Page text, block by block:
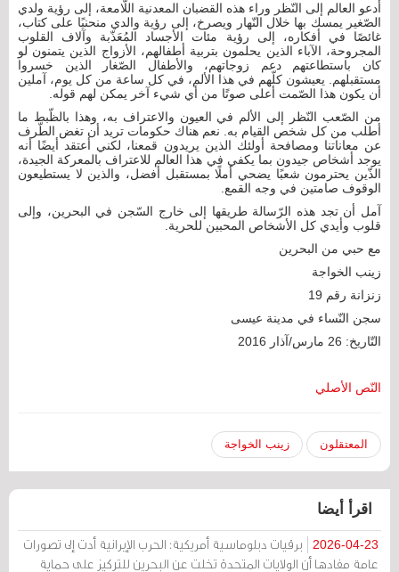
أدعو العالم إلى النّظر وراء هذه القضبان المعدنية اللّامعة، إلى رؤية ولدي
الصّغير يمسك بها خلال النّهار ويصرخ، إلى رؤية والدي منحنيًا على كتاب،
غائصًا في أفكاره، إلى رؤية مئات الأجساد المُعَذّبة وآلاف القلوب
المجروحة، الآباء الذين يحلمون بتربية أطفالهم، الأزواج الذين يتمنون لو
كان باستطاعتهم دعم زوجاتهم، والأطفال الصّغار الذين خسروا
مستقبلهم. يعيشون كلّهم في هذا الألم، في كل ساعة من كل يوم، آملين
أن يكون هذا الصّمت أعلى صوتًا من أي شيء آخر يمكن لهم قوله.
من الصّعب النّظر إلى الألم في العيون والاعتراف به، وهذا بالظّبط ما
أطلب من كل شخص القيام به. نعم هناك حكومات تريد أن تغض الطّرف
عن معاناتنا ومصافحة أولئك الذين يريدون قمعنا، لكني أعتقد أيضًا أنه
يوجد أشخاص جيدون بما يكفي في هذا العالم للاعتراف بالمعركة الجيدة،
الذّين يحترمون شعبًا يضحي أملًا بمستقبل أفضل، والذين لا يستطيعون
الوقوف صامتين في وجه القمع.
آمل أن تجد هذه الرّسالة طريقها إلى خارج السّجن في البحرين، وإلى
قلوب وأيدي كل الأشخاص المحبين للحرية.
مع حبي من البحرين
زينب الخواجة
زنزانة رقم 19
سجن النّساء في مدينة عيسى
التّاريخ: 26 مارس/آذار 2016
النّص الأصلي
المعتقلون زينب الخواجة
اقرأ أيضا
2026-04-23
برقيات دبلوماسية أمريكية: الحرب الإيرانية أدت إلى تصورات
عامة مفادها أن الولايات المتحدة تخلت عن البحرين للتركيز على حماية